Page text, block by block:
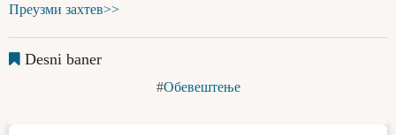
Преузми захтев>>
Desni baner
Обевештење